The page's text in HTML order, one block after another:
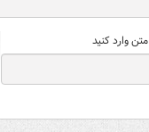
وارد کنید